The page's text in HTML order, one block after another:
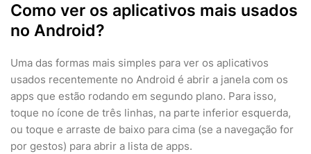
Como ver os aplicativos mais usados
no Android?
Uma das formas mais simples para ver os aplicativos
usados recentemente no Android é abrir a janela com os
apps que estão rodando em segundo plano. Para isso,
toque no ícone de três linhas, na parte inferior esquerda,
ou toque e arraste de baixo para cima (se a navegação for
por gestos) para abrir a lista de apps.